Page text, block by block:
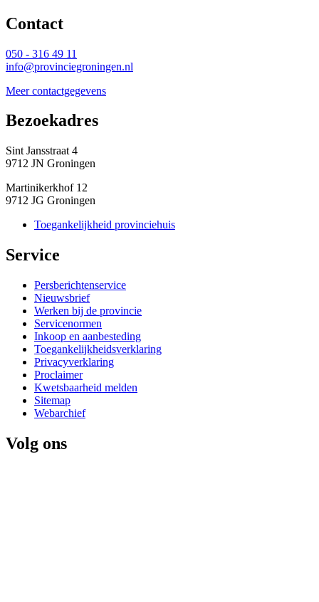
Contact
050 - 316 49 11
info@provinciegroningen.nl
Meer contactgegevens
Bezoekadres
Sint Jansstraat 4
9712 JN Groningen
Martinikerkhof 12
9712 JG Groningen
Toegankelijkheid provinciehuis
Service
Persberichtenservice
Nieuwsbrief
Werken bij de provincie
Servicenormen
Inkoop en aanbesteding
Toegankelijkheidsverklaring
Privacyverklaring
Proclaimer
Kwetsbaarheid melden
Sitemap
Webarchief
Volg ons